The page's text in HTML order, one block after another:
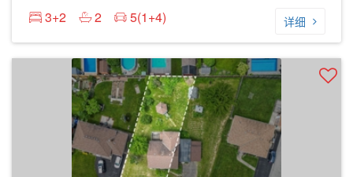
3+2
2 5(1+4) 详细